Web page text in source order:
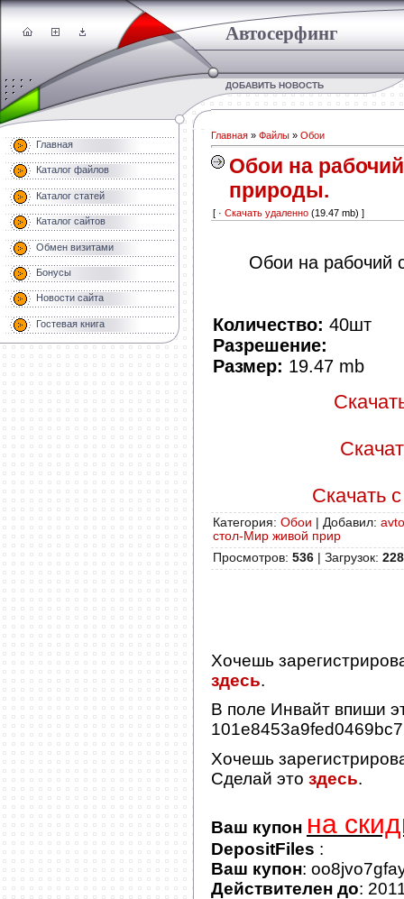
Автосерфинг
ДОБАВИТЬ НОВОСТЬ
Главная
Каталог файлов
Каталог статей
Каталог сайтов
Обмен визитами
Бонусы
Новости сайта
Гостевая книга
Главная » Файлы » Обои
Обои на
природы.
[ · Скачать удаленно (19.47 mb) ]
Обои на рабочий
Количество: 40шт
Разрешение:
Размер: 19.47 mb
Скачать
Категория: Обои | Добавил:
стол-Мир живой прир
Просмотров: 536 | Загрузок: 228
Хочешь
здесь.
В поле Инвайт впиши
Хочешь
Сделай это здесь.
Ваш купон на
DepositFiles :
Ваш купон:
Действителен до: